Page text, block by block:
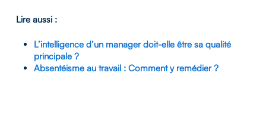
Lire aussi :
L’intelligence d’un manager doit-elle être sa qualité
principale ?
Absentéisme au travail : Comment y remédier ?